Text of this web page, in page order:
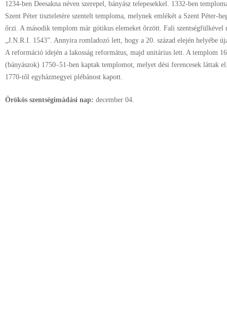
1234-ben Deesakna néven szerepel, bányász telepesekkel. 1332-ben
Szent Péter tiszteletére szentelt temploma, melynek emlékét a Szent Péter-
őrzi. A második templom már gótikus elemeket őrzött. Fali szentségfülkével
„J.N.R.I. 1543”. Annyira romladozó lett, hogy a 20. század elején helyébe
A reformáció idején a lakosság református, majd unitárius lett. A templom
(bányászok) 1750–51-ben kaptak templomot, melyet dési ferencesek láttak
1770-től egyházmegyei plébánost kapott.
Örökös szentségimádási nap: december 04.